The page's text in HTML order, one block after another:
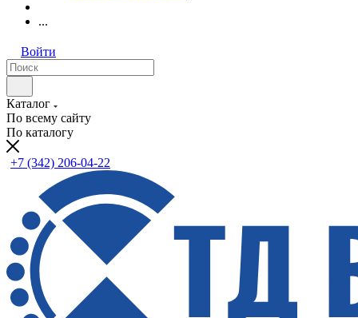
...
Войти
Каталог
По всему сайту
По каталогу
+7 (342) 206-04-22